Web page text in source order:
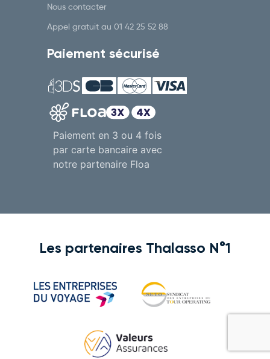
Nous contacter
Appel gratuit au 01 42 25 52 88
Paiement sécurisé
Paiement en 3 ou 4 fois
par carte bancaire avec
notre partenaire Floa
Les partenaires Thalasso N°1